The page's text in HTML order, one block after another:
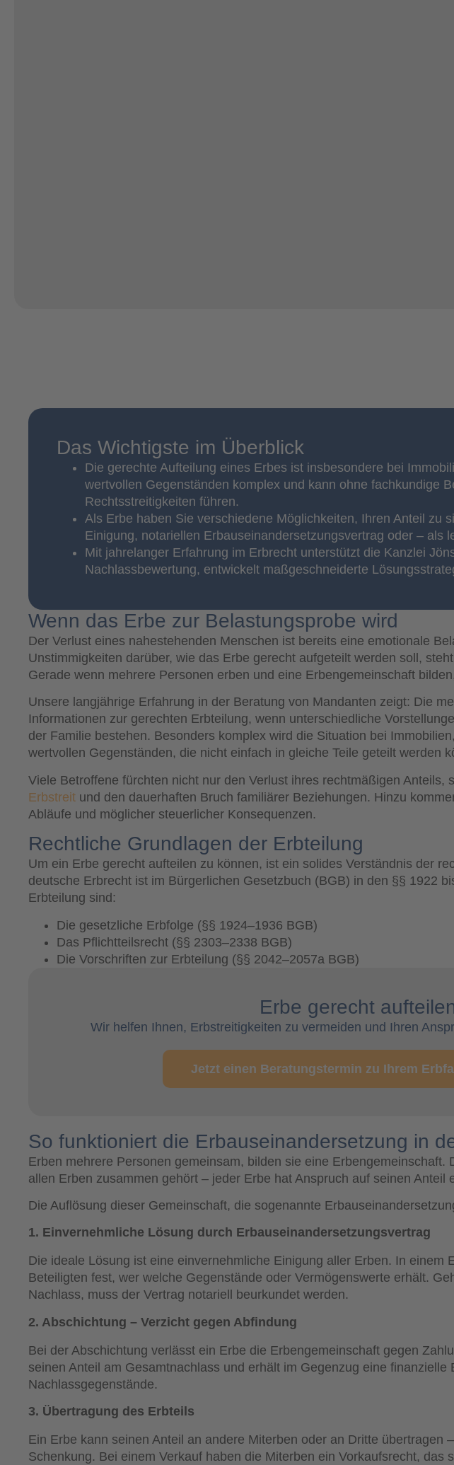
Das Wichtigste im Überblick
Die gerechte Aufteilung eines Erbes ist insbesondere bei
wertvollen Gegenständen komplex und kann ohne fachkundige
Rechtsstreitigkeiten führen.
Als Erbe haben Sie verschiedene Möglichkeiten, Ihren Anteil zu
Einigung, notariellen Erbauseinandersetzungsvertrag oder – als
Mit jahrelanger Erfahrung im Erbrecht unterstützt die Kanzlei
Nachlassbewertung, entwickelt maßgeschneiderte
Wenn das Erbe zur Belastungsprobe wird
Der Verlust eines nahestehenden Menschen ist bereits eine emotionale
Unstimmigkeiten darüber, wie das Erbe gerecht aufgeteilt werden soll,
Gerade wenn mehrere Personen erben und eine Erbengemeinschaft
Unsere langjährige Erfahrung in der Beratung von Mandanten zeigt: Die
Informationen zur gerechten Erbteilung, wenn unterschiedliche
der Familie bestehen. Besonders komplex wird die Situation bei
wertvollen Gegenständen, die nicht einfach in gleiche Teile geteilt werden
Viele Betroffene fürchten nicht nur den Verlust ihres rechtmäßigen Anteils,
Erbstreit und den dauerhaften Bruch familiärer Beziehungen. Hinzu
Abläufe und möglicher steuerlicher Konsequenzen.
Rechtliche Grundlagen der Erbteilung
Um ein Erbe gerecht aufteilen zu können, ist ein solides Verständnis der
deutsche Erbrecht ist im Bürgerlichen Gesetzbuch (BGB) in den §§ 1922
Erbteilung sind:
Die gesetzliche Erbfolge (§§ 1924–1936 BGB)
Das Pflichtteilsrecht (§§ 2303–2338 BGB)
Die Vorschriften zur Erbteilung (§§ 2042–2057a BGB)
Erbe gerecht
Wir helfen Ihnen, Erbstreitigkeiten zu vermeiden und Ihren
Jetzt einen Beratungstermin zu Ihrem
So funktioniert die Erbauseinandersetzung in
Erben mehrere Personen gemeinsam, bilden sie eine Erbengemeinschaft.
allen Erben zusammen gehört – jeder Erbe hat Anspruch auf seinen Anteil
Die Auflösung dieser Gemeinschaft, die sogenannte
1. Einvernehmliche Lösung durch Erbauseinandersetzungsvertrag
Die ideale Lösung ist eine einvernehmliche Einigung aller Erben. In einem
Beteiligten fest, wer welche Gegenstände oder Vermögenswerte erhält.
Nachlass, muss der Vertrag notariell beurkundet werden.
2. Abschichtung – Verzicht gegen Abfindung
Bei der Abschichtung verlässt ein Erbe die Erbengemeinschaft gegen
seinen Anteil am Gesamtnachlass und erhält im Gegenzug eine finanzielle
Nachlassgegenstände.
3. Übertragung des Erbteils
Ein Erbe kann seinen Anteil an andere Miterben oder an Dritte übertragen
Schenkung. Bei einem Verkauf haben die Miterben ein Vorkaufsrecht, das